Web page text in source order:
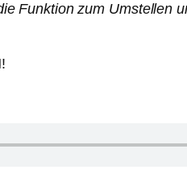
Funktion zum Umstellen